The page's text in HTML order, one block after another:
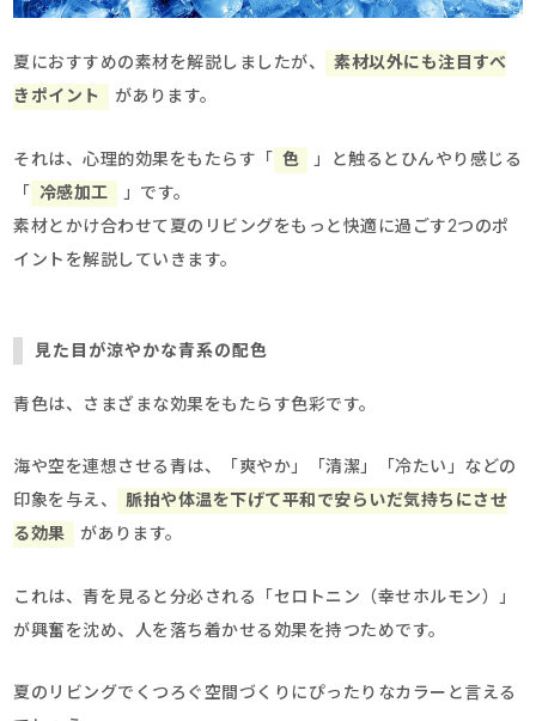
夏におすすめの素材を解説しましたが、
素材以外にも注目すべ
きポイント
があります。
それは、心理的効果をもたらす「 色
」と触るとひんやり感じる
「
冷感加工
」です。
素材とかけ合わせて夏のリビングをもっと快適に過ごす2つのポ
イントを解説していきます。
見た目が涼やかな青系の配色
青色は、さまざまな効果をもたらす色彩です。
海や空を連想させる青は、「爽やか」「清潔」「冷たい」などの
印象を与え、
脈拍や体温を下げて平和で安らいだ気持ちにさせ
る効果
があります。
これは、青を見ると分必される「セロトニン（幸せホルモン）」
が興奮を沈め、人を落ち着かせる効果を持つためです。
夏のリビングでくつろぐ空間づくりにぴったりなカラーと言える